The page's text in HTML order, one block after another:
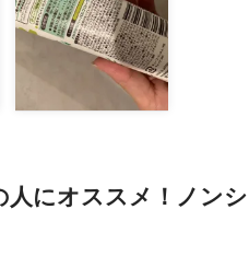
人にオススメ！ノン